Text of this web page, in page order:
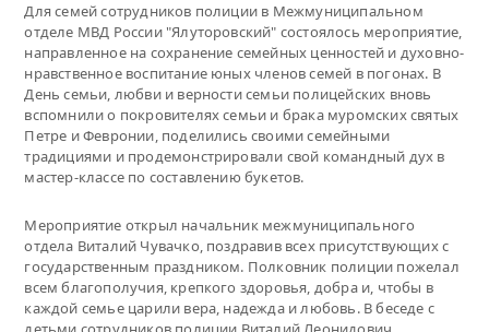
Для семей сотрудников полиции в Межмуниципальном
отделе МВД России "Ялуторовский" состоялось мероприятие,
направленное на сохранение семейных ценностей и духовно-
нравственное воспитание юных членов семей в погонах. В
День семьи, любви и верности семьи полицейских вновь
вспомнили о покровителях семьи и брака муромских святых
Петре и Февронии, поделились своими семейными
традициями и продемонстрировали свой командный дух в
мастер-классе по составлению букетов.
Мероприятие открыл начальник межмуниципального
отдела Виталий Чувачко, поздравив всех присутствующих с
государственным праздником. Полковник полиции пожелал
всем благополучия, крепкого здоровья, добра и, чтобы в
каждой семье царили вера, надежда и любовь. В беседе с